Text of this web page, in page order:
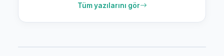
Tüm yazılarını gör